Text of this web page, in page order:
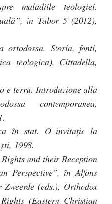
maladiile teologiei.
în Tabor 5 (2012),
ortodossa. Storia, fonti,
teologica), Cittadella,
e terra. Introduzione alla
contemporanea,
în stat. O invitaţie la
1998.
and their Reception
Perspective”, în Alfons
(eds.), Orthodox
(Eastern Christian